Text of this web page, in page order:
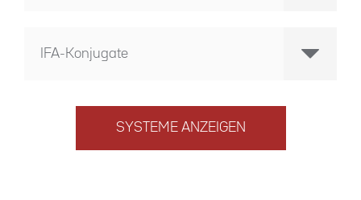
IFA-Konjugate
SYSTEME ANZEIGEN